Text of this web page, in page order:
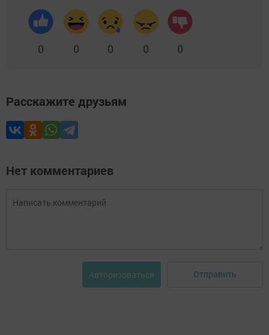
0 0 0 0 0
Расскажите друзьям
Нет комментариев
Авторизоваться Отправить